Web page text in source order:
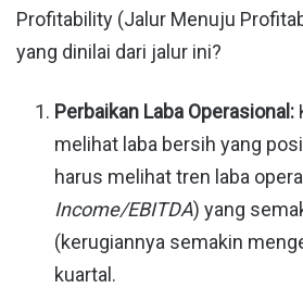
Profitability (Jalur Menuju
yang dinilai dari jalur ini?
Perbaikan Laba Operasional:
melihat laba bersih yang
harus melihat tren laba
Income/EBITDA) yang
(kerugiannya semakin
kuartal.